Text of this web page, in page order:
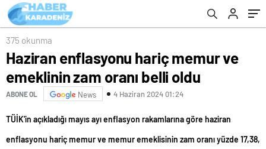
375 okunma
Haziran enflasyonu hariç memur ve
emeklinin zam oranı belli oldu
ABONE OL News 4 Haziran 2024 01:24
TÜİK'in açıkladığı mayıs ayı enflasyon rakamlarına göre haziran
enflasyonu hariç memur ve memur emeklisinin zam oranı yüzde 17,38,